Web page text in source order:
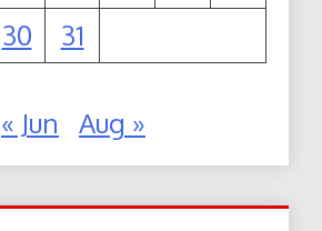
30 31
« Jun Aug »